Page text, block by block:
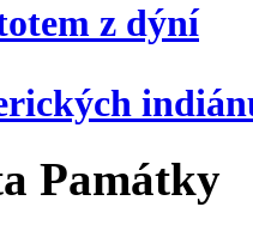
z dýní
Památky